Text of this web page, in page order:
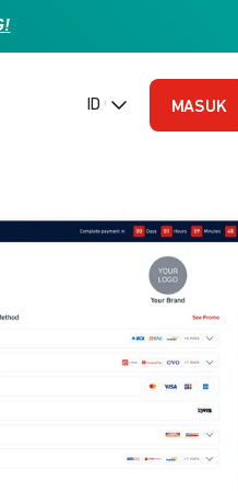
ID (Bahasa Indonesia)
MASUK